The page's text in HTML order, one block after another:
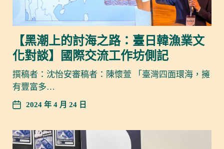
【黑潮上的討海之路：臺日韓漁業文
化對談】國際交流工作坊側記
撰稿者：沈怡安審稿者：陳懷萱 「臺灣四面環海，擁
有豐富多…
2024 年 4 月 24 日